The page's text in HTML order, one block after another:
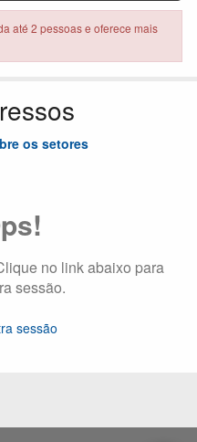
até 2 pessoas e oferece mais
os setores
no link abaixo para
sessão.
sessão